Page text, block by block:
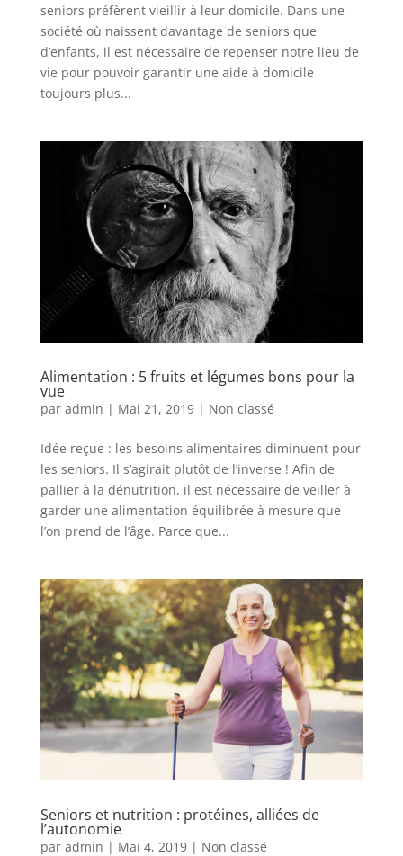
seniors préfèrent vieillir à leur domicile. Dans une
société où naissent davantage de seniors que
d’enfants, il est nécessaire de repenser notre lieu de
vie pour pouvoir garantir une aide à domicile
toujours plus...
Alimentation : 5 fruits et légumes bons pour la
vue
par admin | Mai 21, 2019| Non classé
Idée reçue : les besoins alimentaires diminuent pour
les seniors. Il s’agirait plutôt de l’inverse ! Afin de
pallier à la dénutrition, il est nécessaire de veiller à
garder une alimentation équilibrée à mesure que
l’on prend de l’âge. Parce que...
Seniors et nutrition : protéines, alliées de
l’autonomie
par admin | Mai 4, 2019| Non classé